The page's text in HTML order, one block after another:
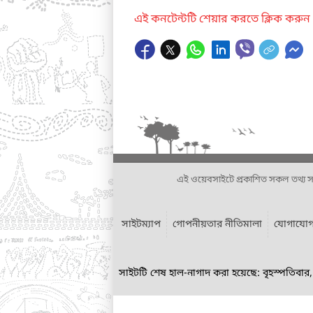
এই কনটেন্টটি শেয়ার করতে ক্লিক করুন
এই ওয়েবসাইটে প্রকাশিত সকল তথ্য
সাইটম্যাপ গোপনীয়তার নীতিমালা
সাইটটি শেষ হাল-নাগাদ করা হয়েছে: